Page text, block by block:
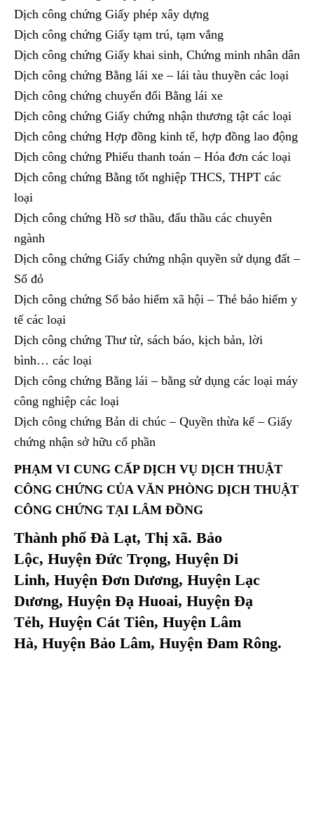
Dịch công chứng Giấy phép xây dựng
Dịch công chứng Giấy tạm trú, tạm vắng
Dịch công chứng Giấy khai sinh, Chứng minh nhân dân
Dịch công chứng Bằng lái xe – lái tàu thuyền các loại
Dịch công chứng chuyển đổi Bằng lái xe
Dịch công chứng Giấy chứng nhận thương tật các loại
Dịch công chứng Hợp đồng kinh tế, hợp đồng lao động
Dịch công chứng Phiếu thanh toán – Hóa đơn các loại
Dịch công chứng Bằng tốt nghiệp THCS, THPT các
loại
Dịch công chứng Hồ sơ thầu, đấu thầu các chuyên
ngành
Dịch công chứng Giấy chứng nhận quyền sử dụng đất –
Sổ đỏ
Dịch công chứng Sổ bảo hiểm xã hội – Thẻ bảo hiểm y
tế các loại
Dịch công chứng Thư từ, sách báo, kịch bản, lời
bình… các loại
Dịch công chứng Bằng lái – bằng sử dụng các loại máy
công nghiệp các loại
Dịch công chứng Bản di chúc – Quyền thừa kế – Giấy
chứng nhận sở hữu cổ phần
PHẠM VI CUNG CẤP DỊCH VỤ DỊCH THUẬT
CÔNG CHỨNG CỦA VĂN PHÒNG DỊCH THUẬT
CÔNG CHỨNG TẠI LÂM ĐỒNG
Thành phố Đà Lạt, Thị xã. Bảo
Lộc, Huyện Đức Trọng, Huyện Di
Linh, Huyện Đơn Dương, Huyện Lạc
Dương, Huyện Đạ Huoai, Huyện Đạ
Tẻh, Huyện Cát Tiên, Huyện Lâm
Hà, Huyện Bảo Lâm, Huyện Đam Rông.